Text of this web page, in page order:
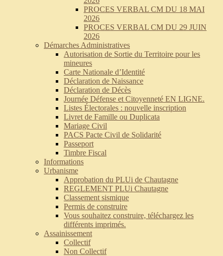
PROCES VERBAL CM DU 18 MAI
2026
PROCES VERBAL CM DU 29 JUIN
2026
Démarches Administratives
Autorisation de Sortie du Territoire pour les
mineures
Carte Nationale d’Identité
Déclaration de Naissance
Déclaration de Décès
Journée Défense et Citoyenneté EN LIGNE.
Listes Électorales : nouvelle inscription
Livret de Famille ou Duplicata
Mariage Civil
PACS Pacte Civil de Solidarité
Passeport
Timbre Fiscal
Informations
Urbanisme
Approbation du PLUi de Chautagne
REGLEMENT PLUi Chautagne
Classement sismique
Permis de construire
Vous souhaitez construire, téléchargez les
différents imprimés.
Assainissement
Collectif
Non Collectif